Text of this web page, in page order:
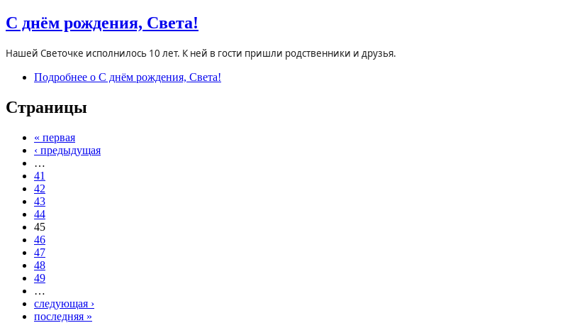
С днём рождения, Света!
Нашей Светочке исполнилось 10 лет. К ней в гости пришли родственники и друзья.
Подробнее о С днём рождения, Света!
Страницы
« первая
‹ предыдущая
…
41
42
43
44
45
46
47
48
49
…
следующая ›
последняя »